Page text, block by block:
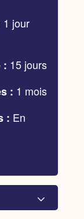
1 jour
: 15 jours
: 1 mois
: En